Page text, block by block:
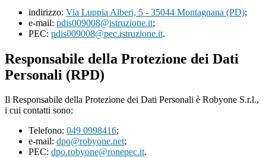
indirizzo: Via Luppia Alberi, 5 - 35044 Montagnana (PD);
e-mail: pdis009008@istruzione.it;
PEC: pdis009008@pec.istruzione.it.
Responsabile della Protezione dei Dati
Personali (RPD)
Il Responsabile della Protezione dei Dati Personali è Robyone S.r.l.,
i cui contatti sono:
Telefono: 049 0998416;
e-mail: dpo@robyone.net;
PEC: dpo.robyone@ronepec.it.